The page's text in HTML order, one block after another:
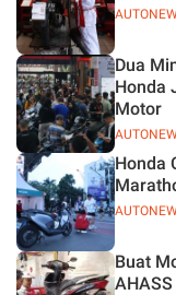
Dua
Honda
Motor
Honda
Buat